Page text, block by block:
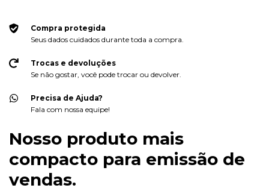
Compra protegida
Seus dados cuidados durante toda a compra.
Trocas e devoluções
Se não gostar, você pode trocar ou devolver.
Precisa de Ajuda?
Fala com nossa equipe!
Nosso produto mais
compacto para emissão de
vendas.